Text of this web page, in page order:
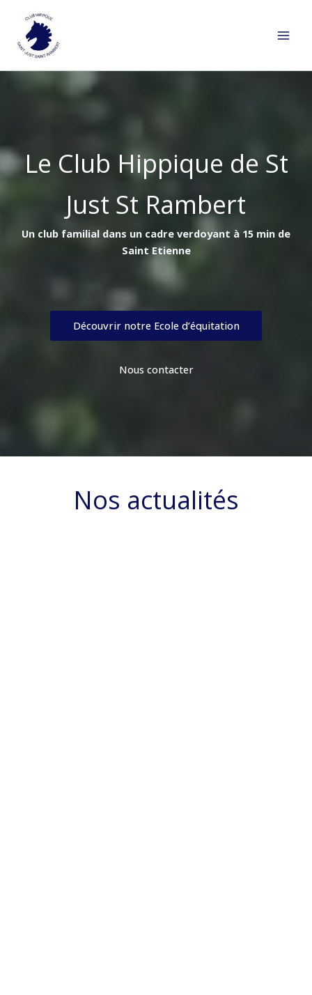
contenu
Le Club Hippique de St
Just St Rambert
Un club familial dans un cadre verdoyant à 15 min de
Saint Etienne
Découvrir notre Ecole d’équitation
Nous contacter
Nos actualités